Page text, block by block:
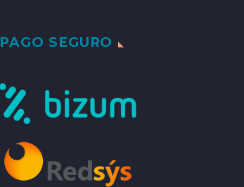
PAGO SEGURO